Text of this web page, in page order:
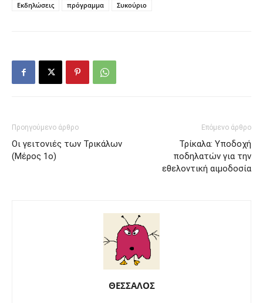
Εκδηλώσεις
πρόγραμμα Συκούριο
Προηγούμενο άρθρο
Οι γειτονιές των Τρικάλων
(Μέρος 1ο)
Επόμενο άρθρο
Τρίκαλα: Υποδοχή
ποδηλατών για την
εθελοντική αιμοδοσία
ΘΕΣΣΑΛΟΣ